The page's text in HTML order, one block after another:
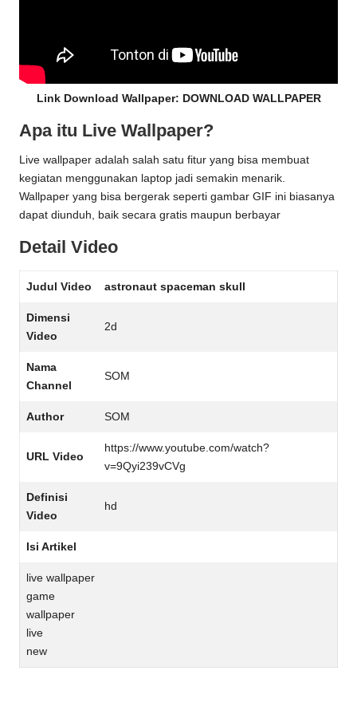
Link Download Wallpaper: DOWNLOAD WALLPAPER
Apa itu Live Wallpaper?
Live wallpaper adalah salah satu fitur yang bisa membuat
kegiatan menggunakan laptop jadi semakin menarik.
Wallpaper yang bisa bergerak seperti gambar GIF ini biasanya
dapat diunduh, baik secara gratis maupun berbayar
Detail Video
Judul Video astronaut spaceman skull
Dimensi
Video
2d
Nama
Channel
SOM
Author SOM
URL Video
https://www.youtube.com/watch?
v=9Qyi239vCVg
Definisi
Video
hd
Isi Artikel
live wallpaper
game
wallpaper
live
new